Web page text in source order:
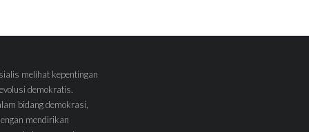
melihat kepentingan
demokratis.
bidang demokrasi,
mendirikan